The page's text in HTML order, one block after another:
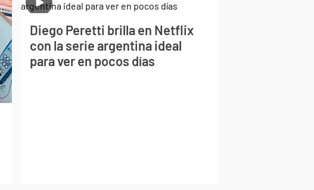
Diego Peretti brilla en Netflix
con la serie argentina ideal
para ver en pocos días